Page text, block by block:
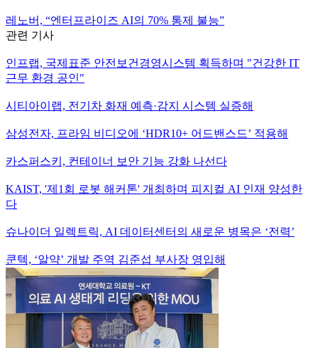
레노버, “엔터프라이즈 AI의 70% 통제 불능”
관련 기사
인프랩, 국제표준 안전보건경영시스템 획득하며 "건강한 IT
근무 환경 공인"
시티아이랩, 전기차 화재 예측·감지 시스템 실증해
삼성전자, 프라임 비디오에 ‘HDR10+ 어드밴스드’ 적용해
카스퍼스키, 컨테이너 보안 기능 강화 나선다
KAIST, '제1회 로봇 해커톤' 개최하며 피지컬 AI 인재 양성한
다
슈나이더 일렉트릭, AI 데이터센터의 새로운 병목은 ‘전력’
쿤텍, ‘알약’ 개발 주역 김준섭 부사장 영입해